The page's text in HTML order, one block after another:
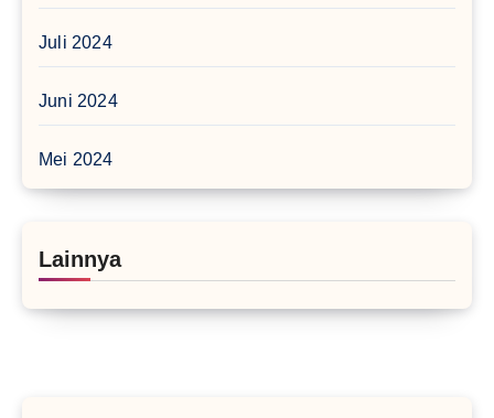
Juli 2024
Juni 2024
Mei 2024
Lainnya